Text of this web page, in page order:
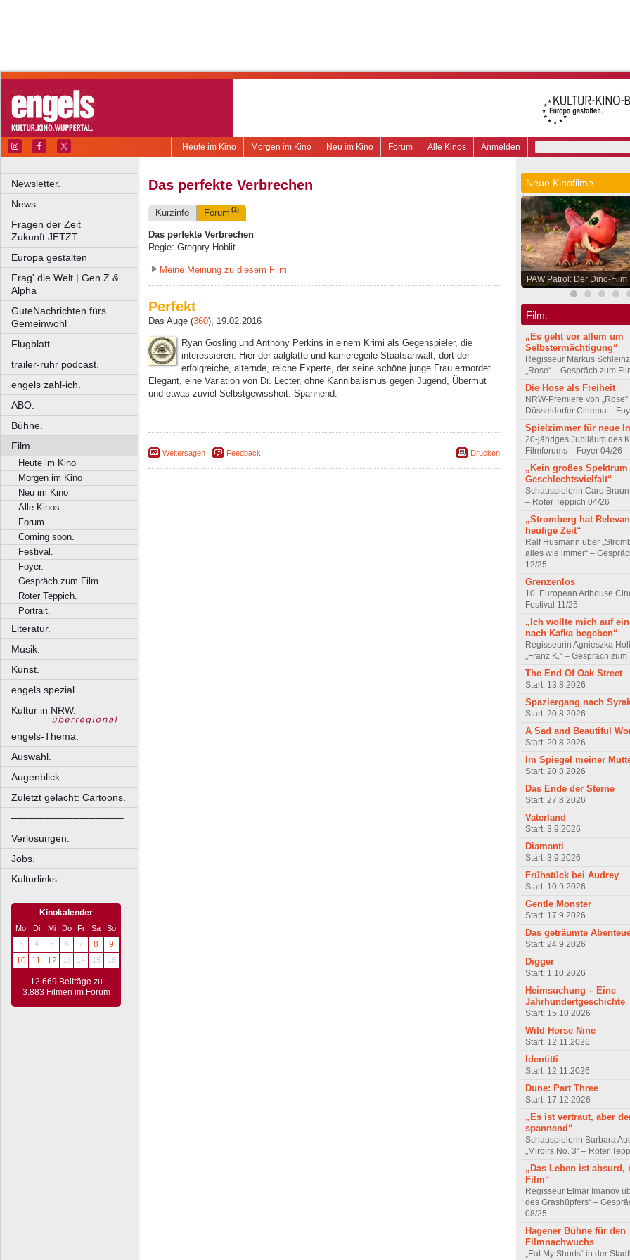
Anmelden
Alle Kinos
Forum
Neu im Kino
Morgen im Kino
Heute im Kino
Newsletter.
News.
Fragen der Zeit
Zukunft JETZT
Europa gestalten
Frag' die Welt | Gen Z &
Alpha
GuteNachrichten fürs
Gemeinwohl
Flugblatt.
trailer-ruhr podcast.
engels zahl-ich.
ABO.
Bühne.
Film.
Heute im Kino
Morgen im Kino
Neu im Kino
Alle Kinos.
Forum.
Coming soon.
Festival.
Foyer.
Gespräch zum Film.
Roter Teppich.
Portrait.
Literatur.
Musik.
Kunst.
engels spezial.
Kultur in NRW.
engels-Thema.
Auswahl.
Augenblick
Zuletzt gelacht: Cartoons.
––––––––––––––––––––
Verlosungen.
Jobs.
Kulturlinks.
Kinokalender
Mo Di Mi Do Fr Sa
So
3
4 5 6 7 8
9
10
11 12 13 14 15 16
12.669 Beiträge zu
3.883 Filmen im Forum
Das perfekte Verbrechen
Kurzinfo Forum (1)
Das perfekte Verbrechen
Regie: Gregory Hoblit
Meine Meinung zu diesem Film
Perfekt
Das Auge (360), 19.02.2016
Ryan Gosling und Anthony Perkins in einem Krimi als Gegenspieler, die
interessieren. Hier der aalglatte und karrieregeile Staatsanwalt, dort der
erfolgreiche, alternde, reiche Experte, der seine schöne junge Frau ermordet.
Elegant, eine Variation von Dr. Lecter, ohne Kannibalismus gegen Jugend, Übermut
und etwas zuviel Selbstgewissheit. Spannend.
Weitersagen Feedback Drucken
Neue Kinofilme
PAW Patrol: Der Dino-Film
Film.
„Es geht vor allem um
Selbstermächtigung“
Regisseur Markus
„Rose“ – Gespräch zum
Die Hose als Freiheit
NRW-Premiere von „Rose“
Düsseldorfer Cinema –
Spielzimmer für neue
20-jähriges Jubiläum des
Filmforums – Foyer 04/26
„Kein großes Spektrum
Geschlechtsvielfalt“
Schauspielerin Caro Braun
– Roter Teppich 04/26
„Stromberg hat
heutige Zeit“
Ralf Husmann über
alles wie immer“ –
12/25
Grenzenlos
10. European Arthouse
Festival 11/25
„Ich wollte mich auf
nach Kafka begeben“
Regisseurin Agnieszka
„Franz K.“ – Gespräch
The End Of Oak Street
Start: 13.8.2026
Spaziergang nach
Start: 20.8.2026
A Sad and Beautiful
Start: 20.8.2026
Im Spiegel meiner
Start: 20.8.2026
Das Ende der Sterne
Start: 27.8.2026
Vaterland
Start: 3.9.2026
Diamanti
Start: 3.9.2026
Frühstück bei Audrey
Start: 10.9.2026
Gentle Monster
Start: 17.9.2026
Das geträumte
Start: 24.9.2026
Digger
Start: 1.10.2026
Heimsuchung – Eine
Jahrhundertgeschichte
Start: 15.10.2026
Wild Horse Nine
Start: 12.11.2026
Identitti
Start: 12.11.2026
Dune: Part Three
Start: 17.12.2026
„Es ist vertraut, aber
spannend“
Schauspielerin Barbara
„Miroirs No. 3“ – Roter
„Das Leben ist absurd,
Film“
Regisseur Elmar Imanov
des Grashüpfers“ –
08/25
Hagener Bühne für den
Filmnachwuchs
„Eat My Shorts“ in der